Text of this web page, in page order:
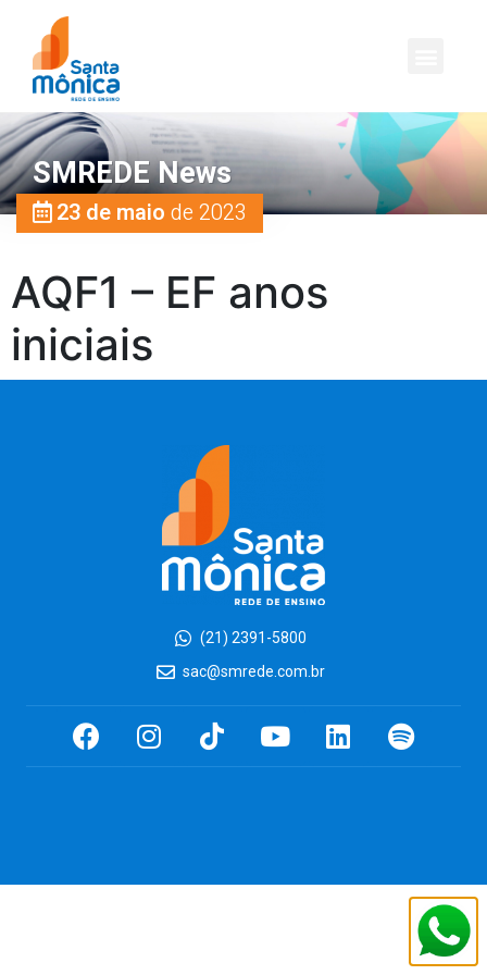
SMREDE News
23 de maio de 2023
AQF1 – EF anos
iniciais
(21) 2391-5800
sac@smrede.com.br